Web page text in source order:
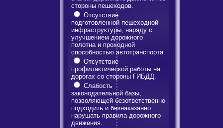
стороны пешеходов.
Отсутствие
подготовленной пешеходной
инфраструктуры, наряду с
улучшением дорожного
полотна и проходной
способностью автотранспорта.
Отсутствие
профилактической работы на
дорогах со стороны ГИБДД.
Слабость
законодательной базы,
позволяющей безответственно
подходить и безнаказанно
нарушать правила дорожного
движения.